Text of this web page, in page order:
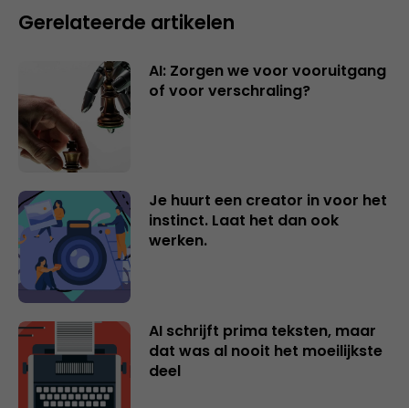
Gerelateerde artikelen
AI: Zorgen we voor vooruitgang
of voor verschraling?
Je huurt een creator in voor het
instinct. Laat het dan ook
werken.
AI schrijft prima teksten, maar
dat was al nooit het moeilijkste
deel